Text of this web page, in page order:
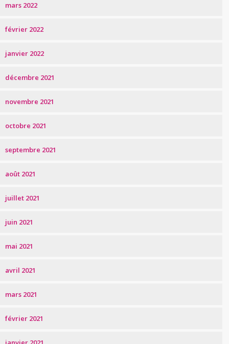
mars 2022
février 2022
janvier 2022
décembre 2021
novembre 2021
octobre 2021
septembre 2021
août 2021
juillet 2021
juin 2021
mai 2021
avril 2021
mars 2021
février 2021